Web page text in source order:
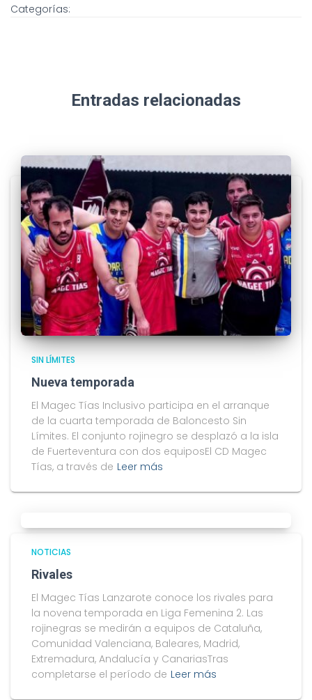
Categorías:
Entradas relacionadas
SIN LÍMITES
Nueva temporada
El Magec Tías Inclusivo participa en el arranque
de la cuarta temporada de Baloncesto Sin
Límites. El conjunto rojinegro se desplazó a la isla
de Fuerteventura con dos equiposEl CD Magec
Tías, a través de Leer más
NOTICIAS
Rivales
El Magec Tías Lanzarote conoce los rivales para
la novena temporada en Liga Femenina 2. Las
rojinegras se medirán a equipos de Cataluña,
Comunidad Valenciana, Baleares, Madrid,
Extremadura, Andalucía y CanariasTras
completarse el período de Leer más